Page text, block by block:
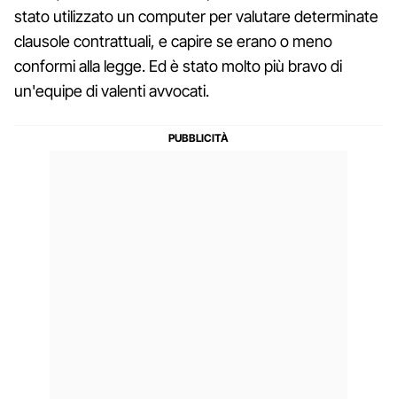
stato utilizzato un computer per valutare determinate
clausole contrattuali, e capire se erano o meno
conformi alla legge. Ed è stato molto più bravo di
un'equipe di valenti avvocati.